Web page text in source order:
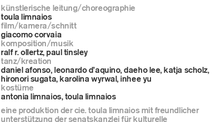
künstlerische leitung/choreographie
toula limnaios
film/kamera/schnitt
giacomo corvaia
komposition/musik
ralf r. ollertz, paul tinsley
tanz/kreation
daniel afonso, leonardo d’aquino, daeho lee, katja scholz,
hironori sugata, karolina wyrwal, inhee yu
kostüme
antonia limnaios, toula limnaios
eine produktion der cie. toula limnaios mit freundlicher
unterstützung der senatskanzlei für kulturelle